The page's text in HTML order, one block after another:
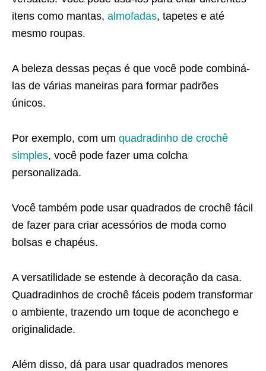
itens como mantas, almofadas, tapetes e até
mesmo roupas.
A beleza dessas peças é que você pode combiná-
las de várias maneiras para formar padrões
únicos.
Por exemplo, com um quadradinho de crochê
simples, você pode fazer uma colcha
personalizada.
Você também pode usar quadrados de crochê fácil
de fazer para criar acessórios de moda como
bolsas e chapéus.
A versatilidade se estende à decoração da casa.
Quadradinhos de crochê fáceis podem transformar
o ambiente, trazendo um toque de aconchego e
originalidade.
Além disso, dá para usar quadrados menores